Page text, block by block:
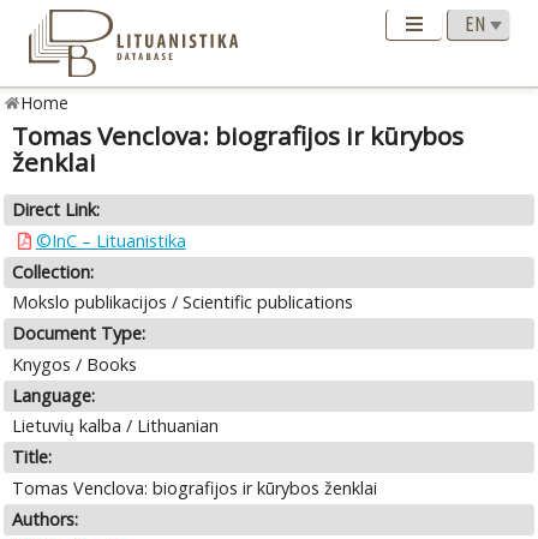
Home
Tomas Venclova: biografijos ir kūrybos
ženklai
Direct Link:
©InC – Lituanistika
Collection:
Mokslo publikacijos / Scientific publications
Document Type:
Knygos / Books
Language:
Lietuvių kalba / Lithuanian
Title:
Tomas Venclova: biografijos ir kūrybos ženklai
Authors: